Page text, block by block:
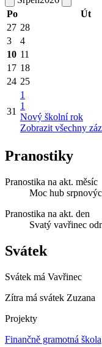
Po
Út
27 28
3
4
10 11
17 18
24 25
31
1
1
Nový školní rok
Zobrazit všechny
Pranostiky
Pranostika na akt. měsíc
Moc hub
Pranostika na akt. den
Svatý vavřinec
Svátek
Svátek má Vavřinec
Zítra má svátek Zuzana
Projekty
Finančně gramotná škola